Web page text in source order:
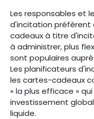
Les responsables et
d'incitation préfèrent
cadeaux à titre
à administrer, plus
sont populaires
Les planificateurs
les cartes-cadeaux
« la plus efficace »
investissement
liquide.